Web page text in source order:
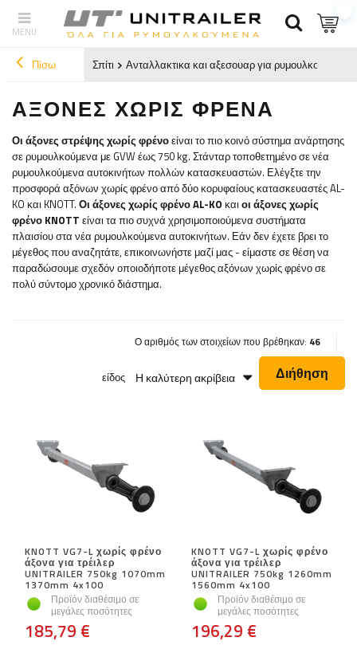
Πίσω Σπίτι Ανταλλακτικα και αξεσουαρ για ρυμουλκουμενα
ΆΞΟΝΕΣ ΧΩΡΊΣ ΦΡΈΝΑ
Οι άξονες στρέψης χωρίς φρένοείναι το πιο κοινό σύστημα ανάρτησης
σε ρυμουλκούμενα με GVW έως 750 kg. Στάνταρ τοποθετημένο σε νέα
ρυμουλκούμενα αυτοκινήτων πολλών κατασκευαστών. Ελέγξτε την
προσφορά αξόνων χωρίς φρένο από δύο κορυφαίους κατασκευαστές AL-
KO και KNOTT. Οι άξονες χωρίς φρένο AL-KO καιοι άξονες χωρίς
φρένο KNOTT είναι τα πιο συχνά χρησιμοποιούμενα συστήματα
πλαισίου στα νέα ρυμουλκούμενα αυτοκινήτων. Εάν δεν έχετε βρει το
μέγεθος που αναζητάτε, επικοινωνήστε μαζί μας - είμαστε σε θέση να
παραδώσουμε σχεδόν οποιοδήποτε μέγεθος αξόνων χωρίς φρένο σε
πολύ σύντομο χρονικό διάστημα.
Ο αριθμός των στοιχείων που βρέθηκαν: 46
είδος Η καλύτερη ακρίβεια Διήθηση
KNOTT VG7-L χωρίς φρένο
άξονα για τρέιλερ
UNITRAILER 750kg 1070mm
1370mm 4x100
Προϊόν διαθέσιμο σε
μεγάλες ποσότητες
185,79 €
KNOTT VG7-L χωρίς φρένο
άξονα για τρέιλερ
UNITRAILER 750kg 1260mm
1560mm 4x100
Προϊόν διαθέσιμο σε
μεγάλες ποσότητες
196,29 €